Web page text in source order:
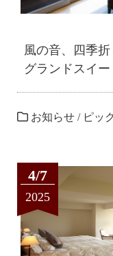
風の音、四季
グランドスイ
お知らせ / ピッ
4/7
2025